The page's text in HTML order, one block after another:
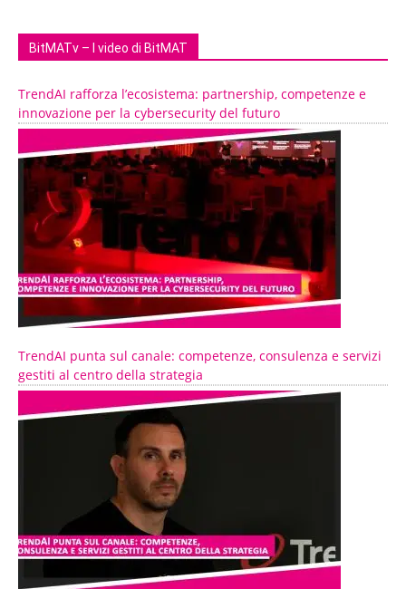
BitMATv – I video di BitMAT
TrendAI rafforza l’ecosistema: partnership, competenze e
innovazione per la cybersecurity del futuro
TrendAI punta sul canale: competenze, consulenza e servizi
gestiti al centro della strategia